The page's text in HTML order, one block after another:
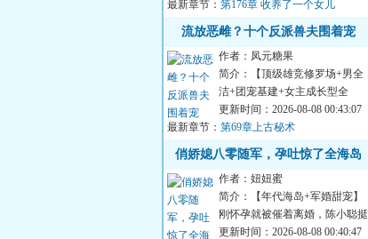
弱...
最新章节： 第176章 收养了一个女儿
流放恶雌？十个反派兽夫围着宠
作者：凤元糖果
简介：【顶级雄竞修罗场+男全
洁+团宠基建+女主成长型全
能】沈清霜穿进一本兽世文中，
成了女...
更新时间：2026-08-08 00:43:07
最新章节： 第69章上古秘术
俏娇媳八零随军，孕吐惊了全海岛
作者：妞妞蜜
简介：【年代海岛+军婚甜宠】
刚怀孕就被催着离婚，陈小聪挺
着孕肚赴海岛找丈夫要个说法。
更新时间：2026-08-08 00:40:47